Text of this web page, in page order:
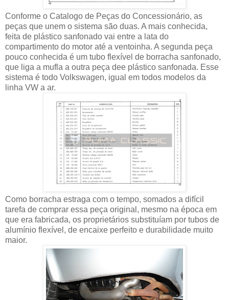
Conforme o Catalogo de Peças do Concessionário, as
peças que unem o sistema são duas. A mais conhecida,
feita de plástico sanfonado vai entre a lata do
compartimento do motor até a ventoinha. A segunda peça
pouco conhecida é um tubo flexível de borracha sanfonado,
que liga a mufla a outra peça dee plástico sanfonada. Esse
sistema é todo Volkswagen, igual em todos modelos da
linha VW a ar.
Como borracha estraga com o tempo, somados a difícil
tarefa de comprar essa peça original, mesmo na época em
que era fabricada, os proprietários substituíam por tubos de
alumínio flexível, de encaixe perfeito e durabilidade muito
maior.